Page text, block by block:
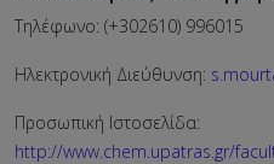
Τηλέφωνο: (+302610) 996015
Ηλεκτρονική Διεύθυνση:
Προσωπική Ιστοσελίδα:
http://www.chem.upatras.gr/